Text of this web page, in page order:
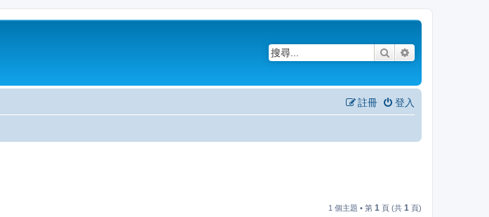
搜尋
登入
註冊
1 個主題 • 第 1 頁 (共 1 頁)